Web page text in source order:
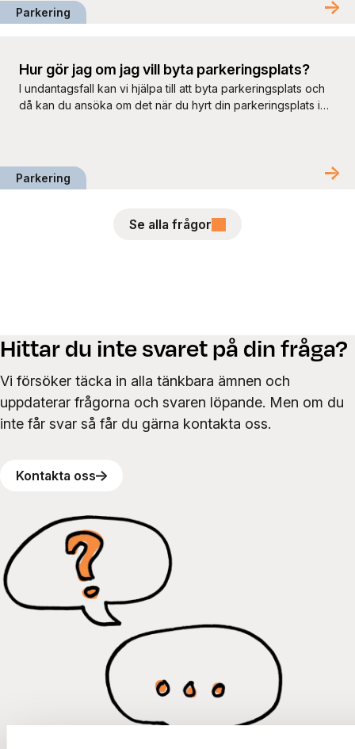
Parkering
Parkering
Hur gör jag om jag vill byta parkeringsplats?
I undantagsfall kan vi hjälpa till att byta parkeringsplats och
då kan du ansöka om det när du hyrt din parkeringsplats i
Se alla frågor
Hittar du inte svaret på din fråga?
Vi försöker täcka in alla tänkbara ämnen och
uppdaterar frågorna och svaren löpande. Men om du
inte får svar så får du gärna kontakta oss.
Kontakta oss